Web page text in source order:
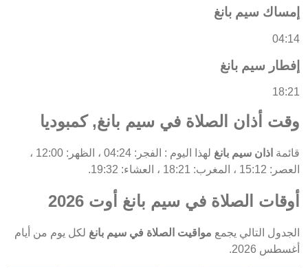
إمساك سيم بانغ
04:14
إفطار سيم بانغ
18:21
وقت أذان الصلاة في سيم بانغ, كمبوديا
قائمة اذان سيم بانغ
لهذا اليوم : الفجر: 04:24 ، الظهر: 12:00 ،
العصر: 15:12 ، المغرب: 18:21 ، العشاء: 19:32.
أوقات الصلاة في سيم بانغ أوت 2026
الجدول التالي يجمع مواقيت الصلاة في سيم بانغ لكل يوم من أيام
أغسطس 2026.